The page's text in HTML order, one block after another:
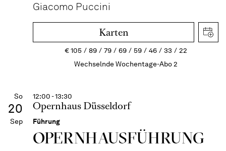
Giacomo Puccini
Karten
€105 89 79 69 59 46 33
22
Wechselnde Wochentage-Abo 2
So
20
Sep
12:00 - 13:30
Opernhaus Düsseldorf
Führung
OPERN­HAUS­FÜH­RUNG